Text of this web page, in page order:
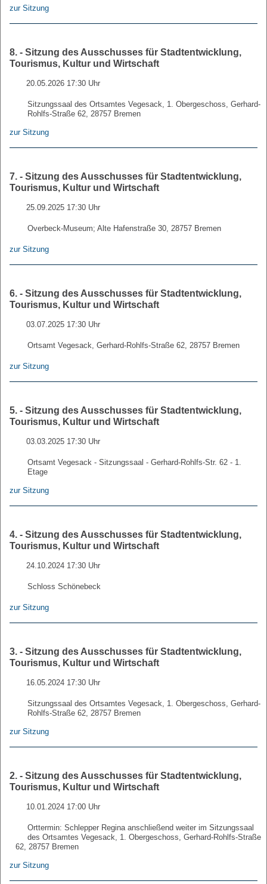
zur Sitzung
8. - Sitzung des Ausschusses für Stadtentwicklung,
Tourismus, Kultur und Wirtschaft
20.05.2026 17:30 Uhr
Sitzungssaal des Ortsamtes Vegesack, 1. Obergeschoss, Gerhard-
Rohlfs-Straße 62, 28757 Bremen
zur Sitzung
7. - Sitzung des Ausschusses für Stadtentwicklung,
Tourismus, Kultur und Wirtschaft
25.09.2025 17:30 Uhr
Overbeck-Museum; Alte Hafenstraße 30, 28757 Bremen
zur Sitzung
6. - Sitzung des Ausschusses für Stadtentwicklung,
Tourismus, Kultur und Wirtschaft
03.07.2025 17:30 Uhr
Ortsamt Vegesack, Gerhard-Rohlfs-Straße 62, 28757 Bremen
zur Sitzung
5. - Sitzung des Ausschusses für Stadtentwicklung,
Tourismus, Kultur und Wirtschaft
03.03.2025 17:30 Uhr
Ortsamt Vegesack - Sitzungssaal - Gerhard-Rohlfs-Str. 62 - 1.
Etage
zur Sitzung
4. - Sitzung des Ausschusses für Stadtentwicklung,
Tourismus, Kultur und Wirtschaft
24.10.2024 17:30 Uhr
Schloss Schönebeck
zur Sitzung
3. - Sitzung des Ausschusses für Stadtentwicklung,
Tourismus, Kultur und Wirtschaft
16.05.2024 17:30 Uhr
Sitzungssaal des Ortsamtes Vegesack, 1. Obergeschoss, Gerhard-
Rohlfs-Straße 62, 28757 Bremen
zur Sitzung
2. - Sitzung des Ausschusses für Stadtentwicklung,
Tourismus, Kultur und Wirtschaft
10.01.2024 17:00 Uhr
Orttermin: Schlepper Regina anschließend weiter im Sitzungssaal
des Ortsamtes Vegesack, 1. Obergeschoss, Gerhard-Rohlfs-Straße
62, 28757 Bremen
zur Sitzung